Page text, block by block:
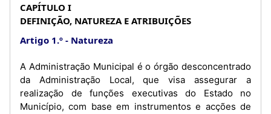
CAPÍTULO I
DEFINIÇÃO, NATUREZA E ATRIBUIÇÕES
Artigo 1.º
Natureza
A Administração Municipal é o órgão desconcentrado
da Administração Local, que visa assegurar a
realização de funções executivas do Estado no
Município, com base em instrumentos e acções de